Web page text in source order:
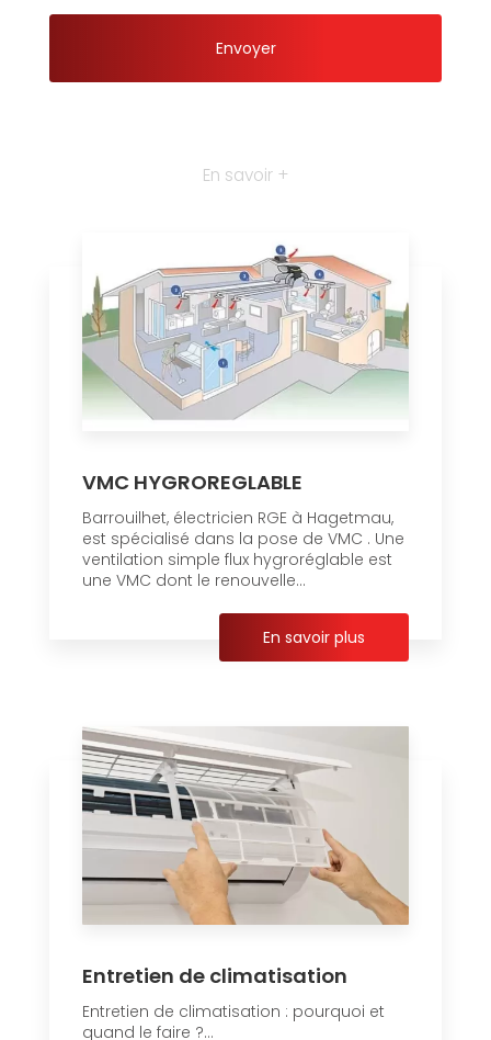
En savoir +
VMC HYGROREGLABLE
Barrouilhet, électricien RGE à Hagetmau,
est spécialisé dans la pose de VMC . Une
ventilation simple flux hygroréglable est
une VMC dont le renouvelle...
En savoir plus
Entretien de climatisation
Entretien de climatisation : pourquoi et
quand le faire ?...